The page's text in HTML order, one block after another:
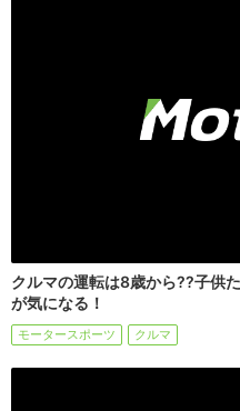
クルマの運転は8歳から??子供
が気になる！
モータースポーツ クルマ